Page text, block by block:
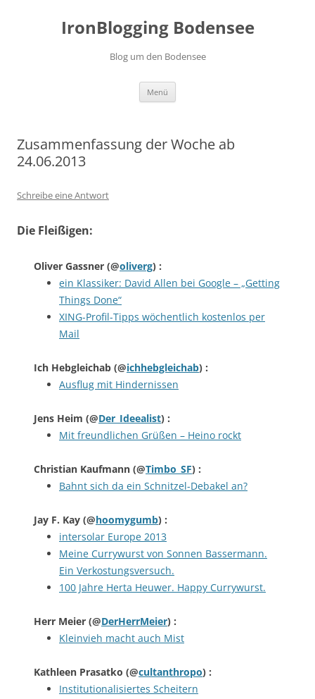
IronBlogging Bodensee
Blog um den Bodensee
Menü
Zusammenfassung der Woche ab
24.06.2013
Schreibe eine Antwort
Die Fleißigen:
Oliver Gassner (@oliverg) :
ein Klassiker: David Allen bei Google – „Getting
Things Done“
XING-Profil-Tipps wöchentlich kostenlos per
Mail
Ich Hebgleichab (@ichhebgleichab) :
Ausflug mit Hindernissen
Jens Heim (@Der_Ideealist) :
Mit freundlichen Grüßen – Heino rockt
Christian Kaufmann (@Timbo_SF) :
Bahnt sich da ein Schnitzel-Debakel an?
Jay F. Kay (@hoomygumb) :
intersolar Europe 2013
Meine Currywurst von Sonnen Bassermann.
Ein Verkostungsversuch.
100 Jahre Herta Heuwer. Happy Currywurst.
Herr Meier (@DerHerrMeier) :
Kleinvieh macht auch Mist
Kathleen Prasatko (@cultanthropo) :
Institutionalisiertes Scheitern